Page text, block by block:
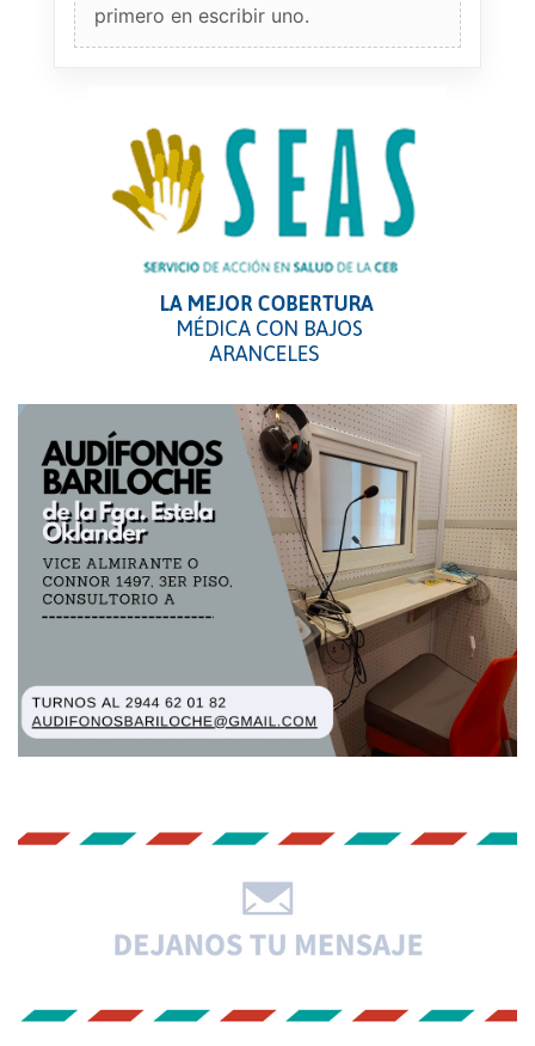
primero en escribir uno.